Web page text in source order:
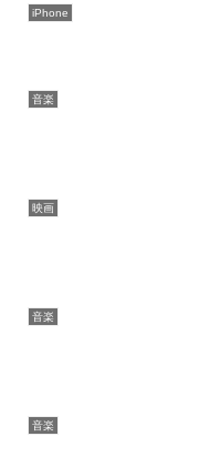
iPhone
音楽
映画
音楽
音楽